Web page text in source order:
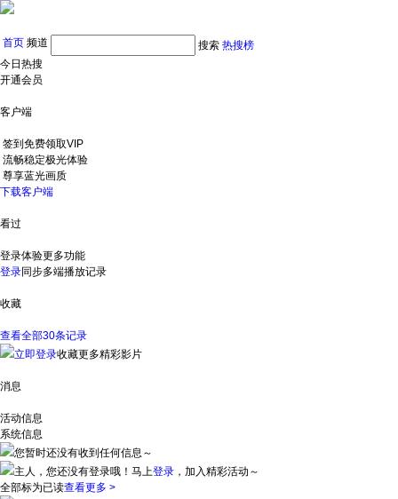
首页 频道 搜索 热搜榜
今日热搜
开通会员
客户端
签到免费领取VIP
流畅稳定极光体验
尊享蓝光画质
下载客户端
看过
登录体验更多功能
登录同步多端播放记录
收藏
查看全部30条记录
立即登录收藏更多精彩影片
消息
活动信息
系统信息
您暂时还没有收到任何信息～
主人，您还没有登录哦！ 马上登录 ，加入精彩活动～
全部标为已读查看更多 >